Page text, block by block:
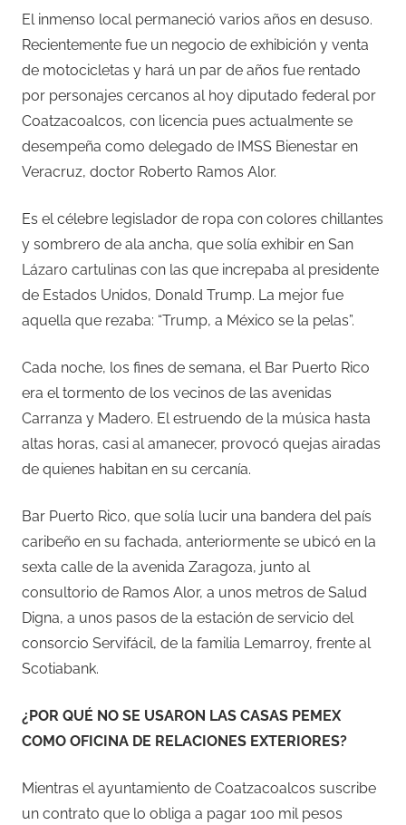
El inmenso local permaneció varios años en desuso.
Recientemente fue un negocio de exhibición y venta
de motocicletas y hará un par de años fue rentado
por personajes cercanos al hoy diputado federal por
Coatzacoalcos, con licencia pues actualmente se
desempeña como delegado de IMSS Bienestar en
Veracruz, doctor Roberto Ramos Alor.
Es el célebre legislador de ropa con colores chillantes
y sombrero de ala ancha, que solía exhibir en San
Lázaro cartulinas con las que increpaba al presidente
de Estados Unidos, Donald Trump. La mejor fue
aquella que rezaba: “Trump, a México se la pelas”.
Cada noche, los fines de semana, el Bar Puerto Rico
era el tormento de los vecinos de las avenidas
Carranza y Madero. El estruendo de la música hasta
altas horas, casi al amanecer, provocó quejas airadas
de quienes habitan en su cercanía.
Bar Puerto Rico, que solía lucir una bandera del país
caribeño en su fachada, anteriormente se ubicó en la
sexta calle de la avenida Zaragoza, junto al
consultorio de Ramos Alor, a unos metros de Salud
Digna, a unos pasos de la estación de servicio del
consorcio Servifácil, de la familia Lemarroy, frente al
Scotiabank.
¿POR QUÉ NO SE USARON LAS CASAS PEMEX
COMO OFICINA DE RELACIONES EXTERIORES?
Mientras el ayuntamiento de Coatzacoalcos suscribe
un contrato que lo obliga a pagar 100 mil pesos